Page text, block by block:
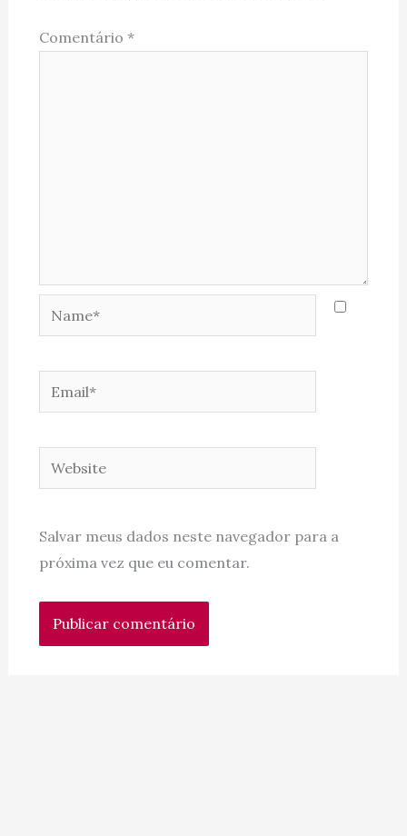
Comentário *
Name*
Email*
Website
Salvar meus dados neste navegador para a
próxima vez que eu comentar.